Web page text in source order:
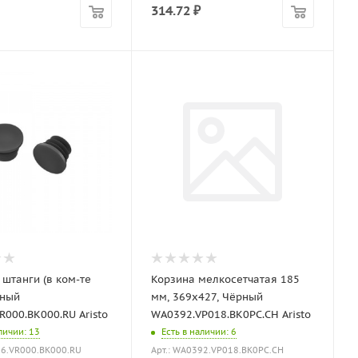
314.72 ₽
(в ком-те
Aristo
: 13
Корзина мелкосетчатая 185
мм, 369х427, Чёрный
WA0392.VP018.BK0PC.CH Aristo
Есть в наличии: 6
Арт.: WA0392.VP018.BK0PC.CH